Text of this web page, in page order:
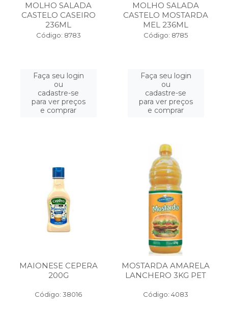
MOLHO SALADA
CASTELO CASEIRO
236ML
Código: 8783
Faça seu login
ou
cadastre-se
para ver preços
e comprar
MOLHO SALADA
CASTELO MOSTARDA
MEL 236ML
Código: 8785
Faça seu login
ou
cadastre-se
para ver preços
e comprar
MAIONESE CEPERA
200G
Código: 38016
MOSTARDA AMARELA
LANCHERO 3KG PET
Código: 4083